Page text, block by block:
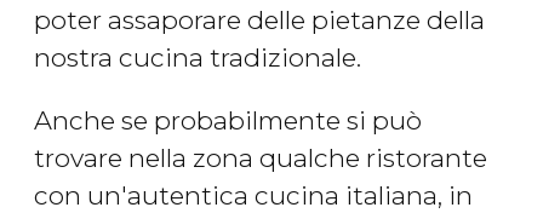
poter assaporare delle pietanze della
nostra cucina tradizionale.
Anche se probabilmente si può
trovare nella zona qualche ristorante
con un'autentica cucina italiana, in